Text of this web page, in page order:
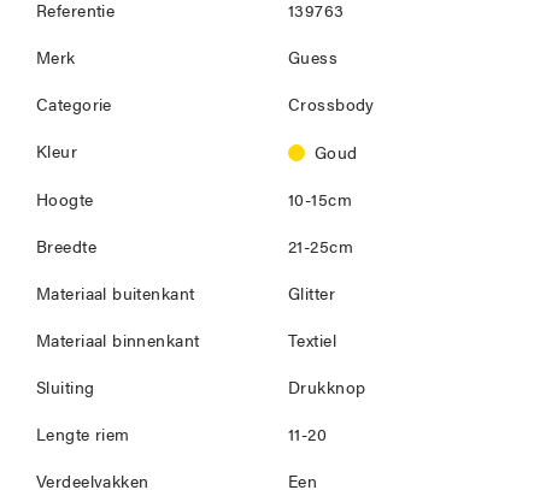
Referentie 139763
Merk Guess
Categorie Crossbody
Kleur Goud
Hoogte 10-15cm
Breedte 21-25cm
Materiaal buitenkant Glitter
Materiaal binnenkant Textiel
Sluiting Drukknop
Lengte riem 11-20
Verdeelvakken Een